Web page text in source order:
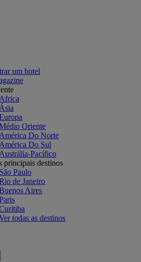
um hotel
Africa
Ásia
Oriente
América Do Norte
América Do Sul
Austrália-Pacífico
principais destinos
São Paulo
de Janeiro
Aires
todas as destinos